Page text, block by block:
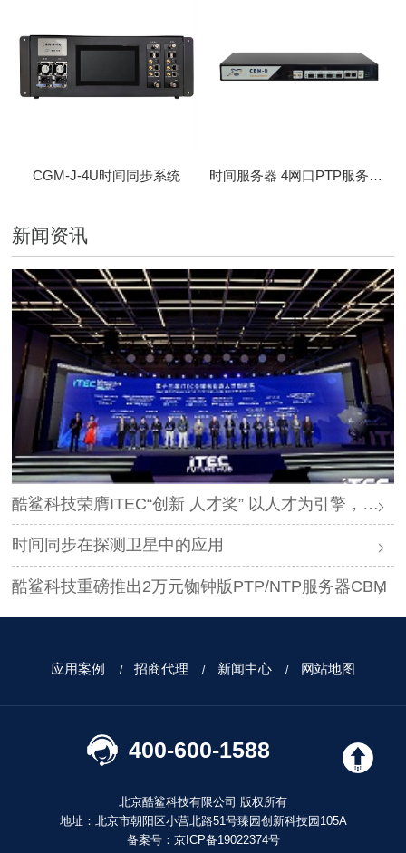
CGM-J-4U时间同步系统 时间服务器 4网口PTP服务器 CBM-D-40
新闻资讯
酷鲨科技荣膺ITEC“创新 人才奖” 以人才为引擎，时空为基石，驱动智能未来
时间同步在探测卫星中的应用
酷鲨科技重磅推出2万元铷钟版PTP/NTP服务器CBM
应用案例 招商代理 新闻中心 网站地图
400-600-1588
北京酷鲨科技有限公司 版权所有
地址：北京市朝阳区小营北路51号臻园创新科技园105A
备案号： 京ICP备19022374号